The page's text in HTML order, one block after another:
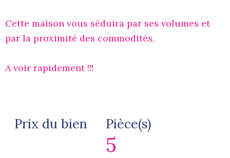
Cette maison vous séduira par ses volumes et
par la proximité des commodités.
A voir rapidement !!!
Prix du bien Pièce(s)
5